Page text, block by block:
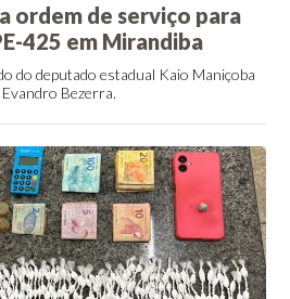
ordem de serviço para
425 em Mirandiba
do deputado estadual Kaio Maniçoba
Bezerra.